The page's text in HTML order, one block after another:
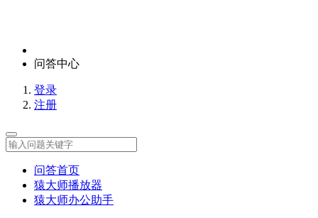
问答中心
登录
注册
问答首页
猿大师播放器
猿大师办公助手